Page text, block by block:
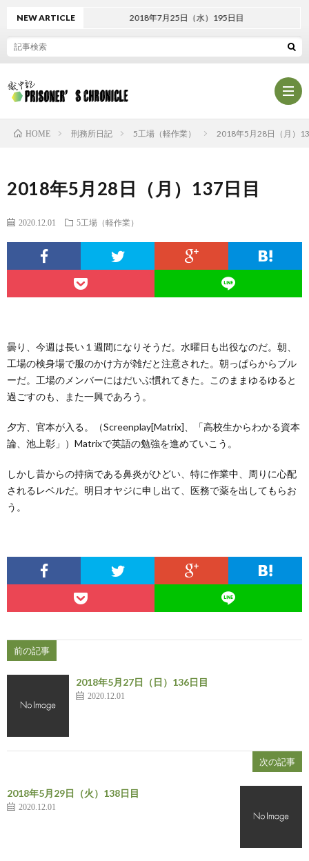
フ
ル
ラ
シ
ポ
お
合
せ
NEW ARTICLE 2018年7月25日（水）195日目
HOME 刑務所日記 5工場（軽作業） 2018年5月28日（月）
2018年5月28日（月）137日目
2020.12.01 5工場（軽作業）
曇り、今週は長い１週間になりそうだ。水曜日も出役なのだ。朝、
工場の検身場で服のかけ方が雑だと注意された。朝っぱらからブル
ーだ。工場のメンバーにはだいぶ慣れてきた。このままゆるゆると
過ごすのも、また一興であろう。
夕方、官本が入る。（Screenplay[Matrix]、「高校生からわかる資本
論、池上彰」）Matrixで英語の勉強を進めていこう。
しかし昔からの持病である鼻炎がひどい、特に作業中、周りに心配
されるレベルだ。明日オヤジに申し出て、医務で薬を出してもらお
う。
前の記事
2018年5月27日（日）136日目
2020.12.01
次の記事
2018年5月29日（火）138日目
2020.12.01